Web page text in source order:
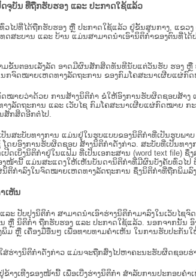
ຈຸບັນ ທີ່ຖືກ​ຮັບ​ຮອງ ແລະ ປະກາດໃຊ້ແລ້ວ
ໄປທີ່ໄດ້ຖືກ​ຮັບ​ຮອງ ຫຼື ປະກາດໃຊ້ແລ້ວ ຢູ່ຂັ້ນ​ສູນ​ກາງ, ແຂ
ດ​ສະ​ບານ ແລະ ບ້ານ ແມ່ນສາມາດນຳເອົານິຕິກຳຂອງຕົນທີ່ໄ
ຂັ້ນຕອນເລັ່ງລັດ ອາດມີຜົນສັກສິດທັນທີນັບແຕ່ວັນຮັບ ຮອງ ຫຼື
ກຈົດ​ໝາຍ​ເຫດ​ທາງ​ລັດ​ຖະ​ການ​ ຂອງກົມໂຄສະນາເຜີຍແຜ່ກົ
າຍ​ວ່າ​ດ້ວຍ​ ການ​ສ້າງ​ນິ​ຕິ​ກຳ ຂໍໃຫ້ອົງ​ການ​ຮັບ​ຜິດ​ຊອບ​ສ້າງ
ງ​ລັດ​ຖະ​ການ ແລະ ເວັບໄຊ​ ກົມໂຄສະນາເຜີຍແຜ່ກົດໝາຍ ກ
ສັກ​ສິດ​ອີກ​ຕໍ່​ໄປ.
ສະບັບທາງການ ແມ່ນຢູ່ໃນຮູບແບບຂອງນິຕິກໍາທີ່ເປັນຮູບພາບ
ດຍອົງການຮັບຜິດຊອບ ສ້າງນິຕິກຳດັ່ງກ່າວ. ສະບັບທີ່ເປັນທາງ
ດເບິ່ງນິຕິກຳຢູ່ໃນແຟ້ມ ທີ່ເປັນເອກະສານ (word text file)
ໜ້ານີ້ ແມ່ນສະແດງໃຫ້ເຫັນບັນດານິຕິກຳທີ່ມີຜົນບັງຄັບທົ່ວໄ
ຕິກຳລົງໃນຈົດໝາຍເຫດທາງລັດຖະການ ຊຶ່ງນິຕິກຳທີ່ຖືກພິມລົ
ເຫັນ
ະ ປັບປຸງນິຕິກຳ ສາມາດນຳເອົາຮ່າງນິຕິກຳມາລົງໃນ​ເວັບ​ໄ
ນິຕິກໍາ ຖືກຮັບຮອງ ແລະ ປະກາດໃຊ້ແລ້ວ. ນອກຈາກນັ້ນ ອົ
ມ ຫຼື ເຄື່ອງມືອື່ນໆ ເພື່ອທາບທາມຄໍາເຫັນ ໃນການຮັບປະກັນໃ
າງນິຕິກຳດັ່ງກ່າວ ແມ່ນຈະຖືກສົ່ງໄປຫາຄະນະຮັບຜິດຊອບຮ່າ
າງເທີງຂອງໜ້ານີ້ ເພື່ອເບີ່ງຮ່າງນິຕິກໍາ ສໍາລັບການປະກອບ